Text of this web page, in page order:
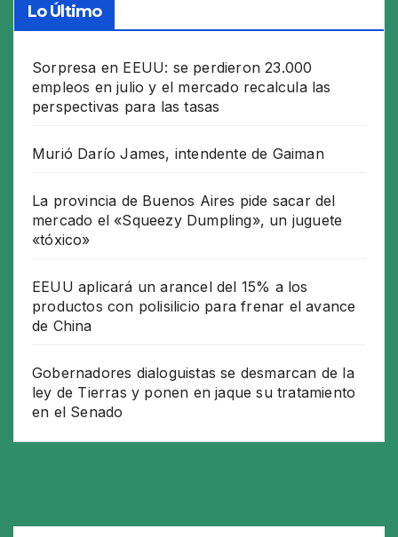
Lo Último
Sorpresa en EEUU: se perdieron 23.000
empleos en julio y el mercado recalcula las
perspectivas para las tasas
Murió Darío James, intendente de Gaiman
La provincia de Buenos Aires pide sacar del
mercado el «Squeezy Dumpling», un juguete
«tóxico»
EEUU aplicará un arancel del 15% a los
productos con polisilicio para frenar el avance
de China
Gobernadores dialoguistas se desmarcan de la
ley de Tierras y ponen en jaque su tratamiento
en el Senado